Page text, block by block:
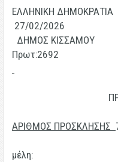
ΕΛΛΗΝΙΚΗ ΔΗΜΟΚΡΑΤΙΑ
27/02/2026
ΔΗΜΟΣ
Πρωτ:2692
ΑΡΙΘΜΟΣ ΠΡΟΣΚΛΗΣΗΣ
Α.
μέλη: